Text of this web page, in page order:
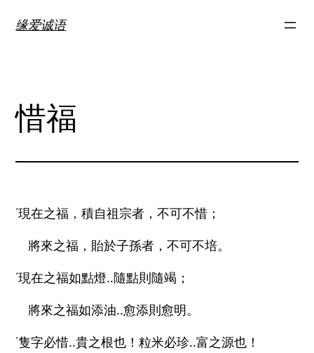
缘爱诚语
惜福
˙現在之福，積自祖宗者，不可不惜；
將來之福，貽於子孫者，不可不培。
˙現在之福如點燈‥隨點則隨竭；
將來之福如添油‥愈添則愈明。
˙隻字必惜‥貴之根也！粒米必珍‥富之源也！